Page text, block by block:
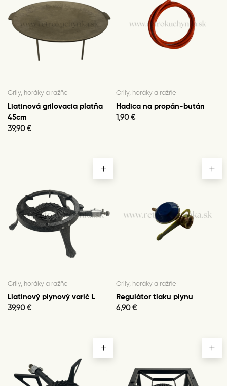
Grily, horáky a ražňe
Liatinová grilovacia platňa
45cm
39,90 €
Grily, horáky a ražňe
Hadica na propán-bután
1,90 €
Grily, horáky a ražňe
Liatinový plynový varič L
39,90 €
Grily, horáky a ražňe
Regulátor tlaku plynu
6,90 €